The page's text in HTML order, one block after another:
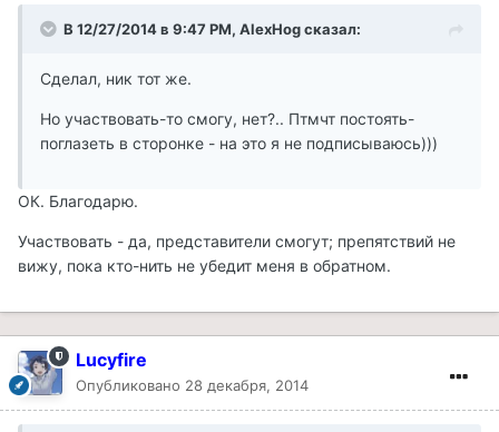
В 12/27/2014 в 9:47 PM, AlexHog сказал:
Сделал, ник тот же.
Но участвовать-то смогу, нет?.. Птмчт постоять-
поглазеть в сторонке - на это я не подписываюсь)))
ОК. Благодарю.
Участвовать - да, представители смогут; препятствий не
вижу, пока кто-нить не убедит меня в обратном.
Lucyfire
Опубликовано 28 декабря, 2014